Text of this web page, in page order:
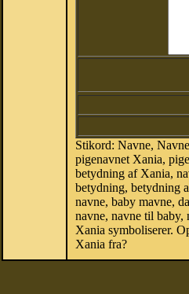
Stikord: Navne,
pigenavnet Xania,
betydning af Xania,
betydning, betydning
navne, baby mavne,
navne, navne til baby,
Xania symboliserer.
Xania fra?